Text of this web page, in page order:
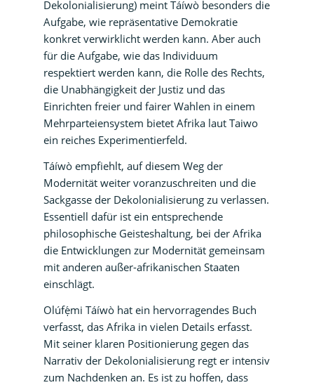
Dekolonialisierung) meint Táíwò besonders die
Aufgabe, wie repräsentative Demokratie
konkret verwirklicht werden kann. Aber auch
für die Aufgabe, wie das Individuum
respektiert werden kann, die Rolle des Rechts,
die Unabhängigkeit der Justiz und das
Einrichten freier und fairer Wahlen in einem
Mehrparteiensystem bietet Afrika laut Taiwo
ein reiches Experimentierfeld.
Táíwò empfiehlt, auf diesem Weg der
Modernität weiter voranzuschreiten und die
Sackgasse der Dekolonialisierung zu verlassen.
Essentiell dafür ist ein entsprechende
philosophische Geisteshaltung, bei der Afrika
die Entwicklungen zur Modernität gemeinsam
mit anderen außer-afrikanischen Staaten
einschlägt.
Olúfẹ́mi Táíwò hat ein hervorragendes Buch
verfasst, das Afrika in vielen Details erfasst.
Mit seiner klaren Positionierung gegen das
Narrativ der Dekolonialisierung regt er intensiv
zum Nachdenken an. Es ist zu hoffen, dass